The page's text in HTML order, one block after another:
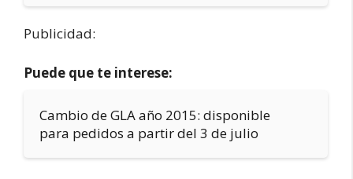
Publicidad:
Puede que te interese:
Cambio de GLA año 2015: disponible
para pedidos a partir del 3 de julio